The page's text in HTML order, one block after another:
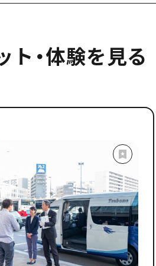
ト・体験を見る